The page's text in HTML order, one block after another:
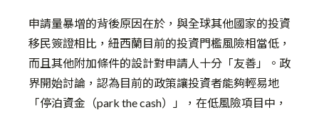
申請量暴增的背後原因在於，與全球其他國家的投資
移民簽證相比，紐西蘭目前的投資門檻風險相當低，
而且其他附加條件的設計對申請人十分「友善」。政
界開始討論 ，認為目前的政策讓投資者能夠輕易地
「停泊資金（park the cash）」，在低風險項目中，